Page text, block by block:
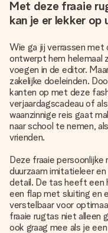
Met deze fraaie
kan je er lekker op
Wie ga jij verrassen
ontwerpt hem
voegen in de editor.
zakelijke doeleinden.
kanten op met deze
verjaardagscadeau of
waanzinnige reis gaat
naar school te nemen,
vrienden.
Deze fraaie
duurzaam imitatieleer
detail. De tas heeft
een flap met sluiting en
verstelbaar voor
fraaie rugtas niet alleen
ook graag mee als je